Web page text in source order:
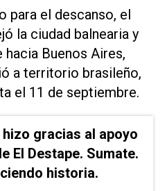
para el descanso, el
la ciudad balnearia y
Buenos Aires,
a territorio brasileño,
el 11 de septiembre.
gracias al apoyo
El Destape. Sumate.
historia.